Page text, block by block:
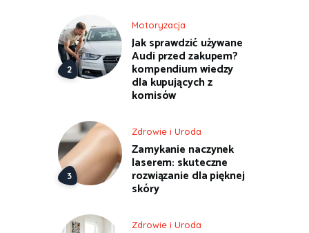
Motoryzacja
Jak sprawdzić używane
Audi przed zakupem?
kompendium wiedzy
dla kupujących z
komisów
Zdrowie i Uroda
Zamykanie naczynek
laserem: skuteczne
rozwiązanie dla pięknej
skóry
Zdrowie i Uroda